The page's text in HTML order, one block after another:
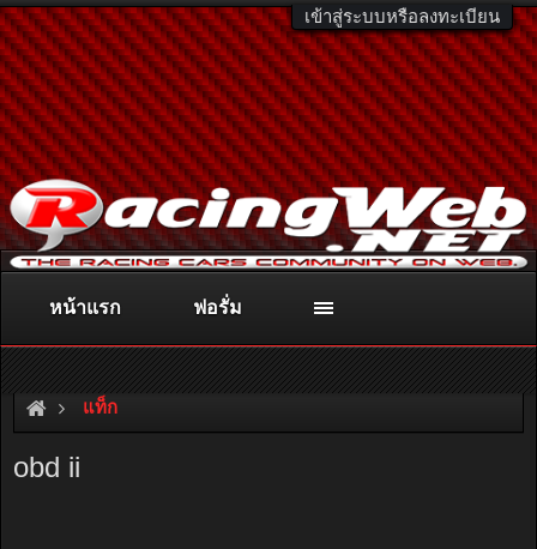
เข้าสู่ระบบหรือลงทะเบียน
ติดต่อลงโฆษณา racingweb@gmail.comหรือโทร. 081-811-1138
หรืออ่านรายละเอียดเพิ่มเติม คลิกที่นี่
แท็ก
obd ii
หน้าแรก ฟอรั่ม